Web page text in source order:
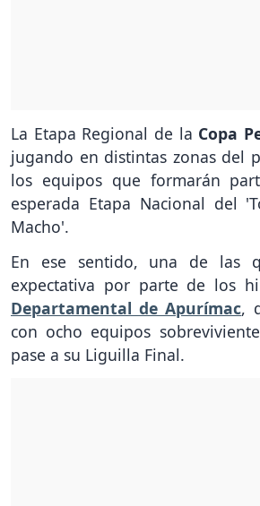
La Etapa Regional de la Copa
jugando en distintas zonas del
los equipos que formarán
esperada Etapa Nacional del
Macho'.
En ese sentido, una de las
expectativa por parte de los
Departamental de Apurímac,
con ocho equipos
pase a su Liguilla Final.